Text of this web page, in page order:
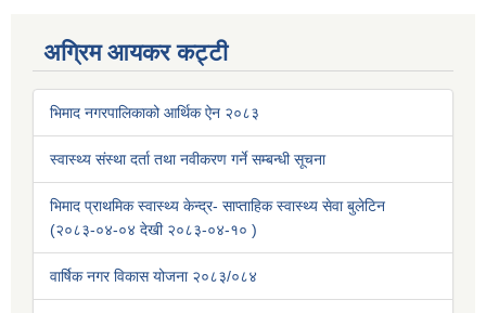
अग्रिम आयकर कट्टी
भिमाद नगरपालिकाको आर्थिक ऐन २०८३
स्वास्थ्य संस्था दर्ता तथा नवीकरण गर्ने सम्बन्धी सूचना
भिमाद प्राथमिक स्वास्थ्य केन्द्र- साप्ताहिक स्वास्थ्य सेवा बुलेटिन
(२०८३-०४-०४ देखी २०८३-०४-१० )
वार्षिक नगर विकास योजना २०८३/०८४